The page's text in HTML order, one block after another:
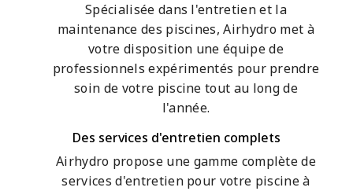
Spécialisée dans l'entretien et la
maintenance des piscines, Airhydro met à
votre disposition une équipe de
professionnels expérimentés pour prendre
soin de votre piscine tout au long de
l'année.
Des services d'entretien complets
Airhydro propose une gamme complète de
services d'entretien pour votre piscine à